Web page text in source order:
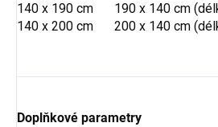
140 x 190 cm
190 x 140 cm
140 x 200 cm
200 x 140 cm
Doplňkové parametry